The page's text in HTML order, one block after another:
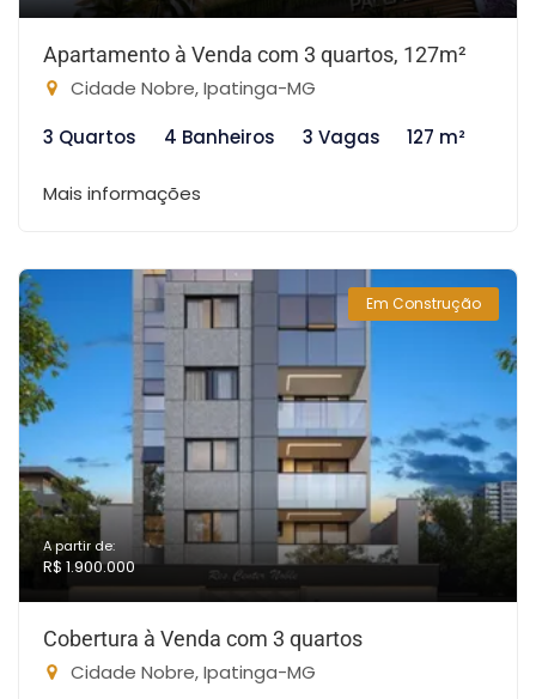
Apartamento à Venda com 3 quartos, 127m²
Cidade Nobre, Ipatinga-MG
3 Quartos
4 Banheiros 3 Vagas 127 m²
Mais informações
Em Construção
A partir de:
R$ 1.900.000
Cobertura à Venda com 3 quartos
Cidade Nobre, Ipatinga-MG